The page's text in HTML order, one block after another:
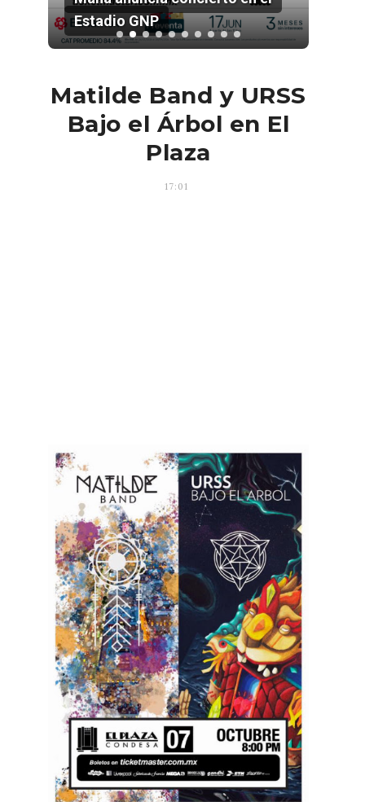
Estadio GNP
Matilde Band y URSS
Bajo el Árbol en El
Plaza
17:01